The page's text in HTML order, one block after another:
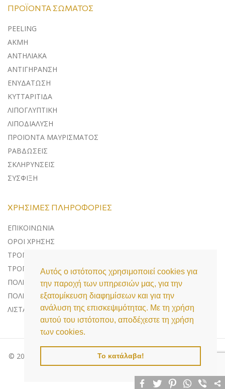
Αυτός ο ιστότοπος χρησιμοποιεί cookies για
την παροχή των υπηρεσιών μας, για την
εξατομίκευση διαφημίσεων και για την
ανάλυση της επισκεψιμότητας. Με τη χρήση
αυτού του ιστότοπου, αποδέχεστε τη χρήση
των cookies.
Το κατάλαβα!
ΠΡΟΪΌΝΤΑ ΣΏΜΑΤΟΣ
PEELING
ΑΚΜΗ
ΑΝΤΗΛΙΑΚΑ
ΑΝΤΙΓΗΡΑΝΣΗ
ΕΝΥΔΑΤΩΣΗ
ΚΥΤΤΑΡΙΤΙΔΑ
ΛΙΠΟΓΛΥΠΤΙΚΗ
ΛΙΠΟΔΙΑΛΥΣΗ
ΠΡΟΪΟΝΤΑ ΜΑΥΡΙΣΜΑΤΟΣ
ΡΑΒΔΩΣΕΙΣ
ΣΚΛΗΡΥΝΣΕΙΣ
ΣΥΣΦΙΞΗ
ΧΡΉΣΙΜΕΣ ΠΛΗΡΟΦΟΡΊΕΣ
ΕΠΙΚΟΙΝΩΝΊΑ
ΌΡΟΙ ΧΡΉΣΗΣ
ΤΡΌΠΟΙ ΠΛΗΡΩΜΉΣ
ΤΡΌΠΟΙ ΑΠΟΣΤΟΛΉΣ
ΠΟΛΙΤΙΚΉ ΕΠΙΣΤΡΟΦΏΝ
ΠΟΛΙΤΙΚΉ ΠΡΟΣΤΑΣΊΑΣ ΔΕΔΟΜΈΝΩΝ
ΛΊΣΤΑ COOKIES
© 2020 Medi Aesthetics, All Rights Reserved | Powered by